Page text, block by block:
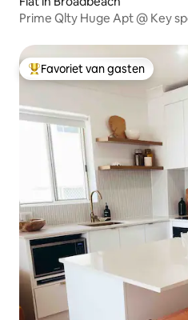
Prime Qlty Huge Apt @ Key
Topfavoriet van gasten
Favoriet van gasten